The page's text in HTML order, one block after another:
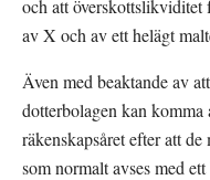
och att överskottslikviditet
av X och av ett helägt
Även med beaktande av
dotterbolagen kan
räkenskapsåret efter att
som normalt avses med